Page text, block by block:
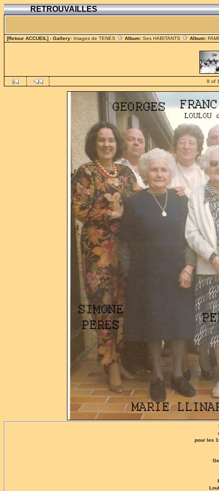
RETROUVAILLES
[Retour ACCUEIL] - Gallery: Images de TENES Album: Ses HABITANTS Album:
8 of
pour les